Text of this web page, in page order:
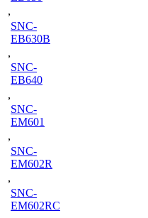
,
SNC-
EB630B
,
SNC-
EB640
,
SNC-
EM601
,
SNC-
EM602R
,
SNC-
EM602RC